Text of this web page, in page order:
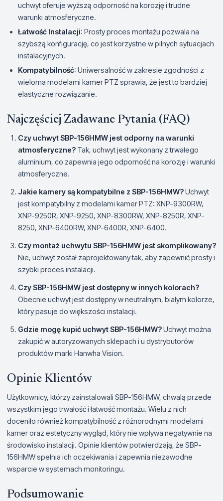
uchwyt oferuje wyższą odporność na korozję i trudne
warunki atmosferyczne.
Łatwość Instalacji: Prosty proces montażu pozwala na
szybszą konfigurację, co jest korzystne w pilnych sytuacjach
instalacyjnych.
Kompatybilność: Uniwersalność w zakresie zgodności z
wieloma modelami kamer PTZ sprawia, że jest to bardziej
elastyczne rozwiązanie.
Najczęściej Zadawane Pytania (FAQ)
Czy uchwyt SBP-156HMW jest odporny na warunki
atmosferyczne? Tak, uchwyt jest wykonany z trwałego
aluminium, co zapewnia jego odporność na korozję i warunki
atmosferyczne.
Jakie kamery są kompatybilne z SBP-156HMW?Uchwyt
jest kompatybilny z modelami kamer PTZ: XNP-9300RW,
XNP-9250R, XNP-9250, XNP-8300RW, XNP-8250R, XNP-
8250, XNP-6400RW, XNP-6400R, XNP-6400.
Czy montaż uchwytu SBP-156HMW jest skomplikowany?
Nie, uchwyt został zaprojektowany tak, aby zapewnić prosty i
szybki proces instalacji.
Czy SBP-156HMW jest dostępny w innych kolorach?
Obecnie uchwyt jest dostępny w neutralnym, białym kolorze,
który pasuje do większości instalacji.
Gdzie mogę kupić uchwyt SBP-156HMW?Uchwyt można
zakupić w autoryzowanych sklepach i u dystrybutorów
produktów marki Hanwha Vision.
Opinie Klientów
Użytkownicy, którzy zainstalowali SBP-156HMW, chwalą przede
wszystkim jego trwałość i łatwość montażu. Wielu z nich
doceniło również kompatybilność z różnorodnymi modelami
kamer oraz estetyczny wygląd, który nie wpływa negatywnie na
środowisko instalacji. Opinie klientów potwierdzają, że SBP-
156HMW spełnia ich oczekiwania i zapewnia niezawodne
wsparcie w systemach monitoringu.
Podsumowanie